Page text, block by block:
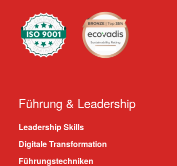
Führung & Leadership
Leadership Skills
Digitale Transformation
Führungstechniken